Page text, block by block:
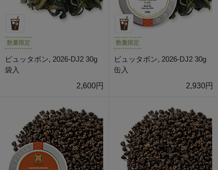
数量限定
ピュッタボン, 2026-DJ2 30g
袋入
2,600円
数量限定
ピュッタボン, 2026-DJ2 30g
缶入
2,930円